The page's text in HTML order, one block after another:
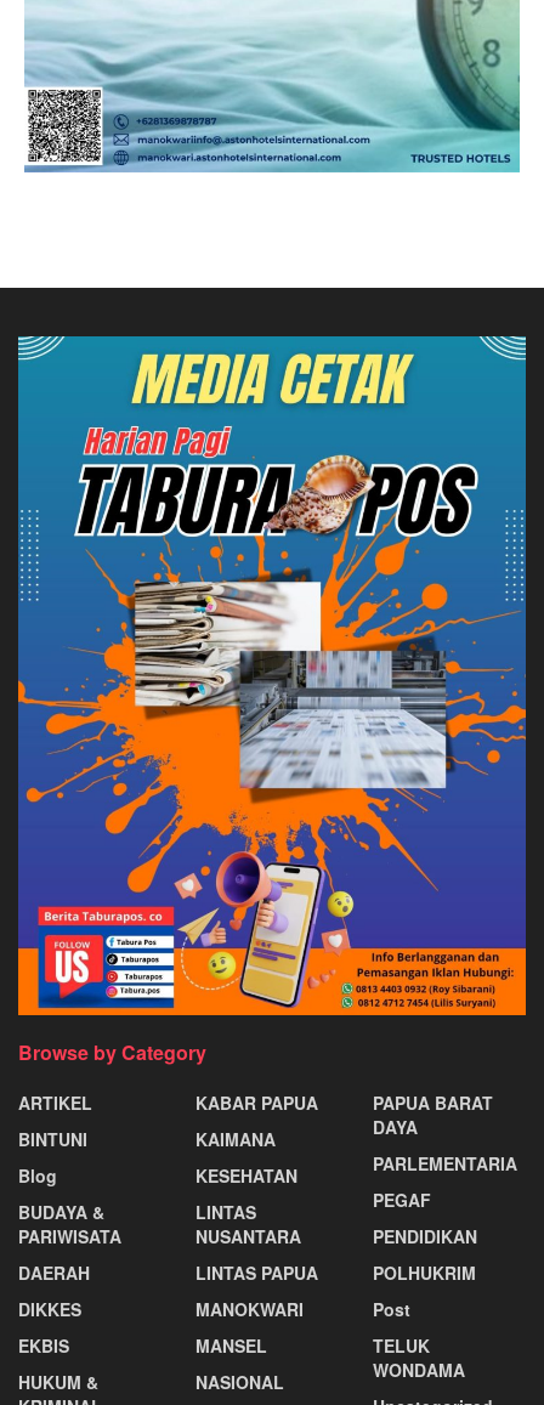
Browse by Category
ARTIKEL
BINTUNI
Blog
BUDAYA &
PARIWISATA
DAERAH
DIKKES
EKBIS
HUKUM &
KABAR PAPUA
KAIMANA
KESEHATAN
LINTAS
NUSANTARA
LINTAS PAPUA
MANOKWARI
MANSEL
NASIONAL
PAPUA BARAT
DAYA
PARLEMENTARIA
PEGAF
PENDIDIKAN
POLHUKRIM
Post
TELUK
WONDAMA